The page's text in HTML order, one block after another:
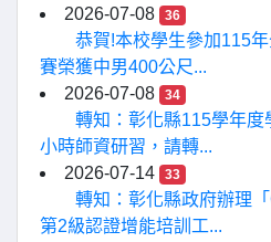
2026-07-08 36
恭賀!本校學生參加115
賽榮獲中男400公尺...
2026-07-08
34
轉知：彰化縣115學年
小時師資研習，請轉...
2026-07-14
33
轉知：彰化縣政府辦理
第2級認證增能培訓工...